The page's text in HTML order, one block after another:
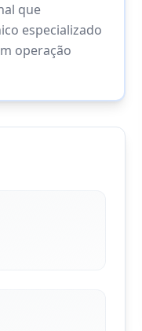
que
especializado
operação